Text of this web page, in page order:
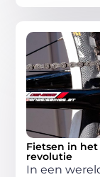
Fietsen in
revolutie
In een